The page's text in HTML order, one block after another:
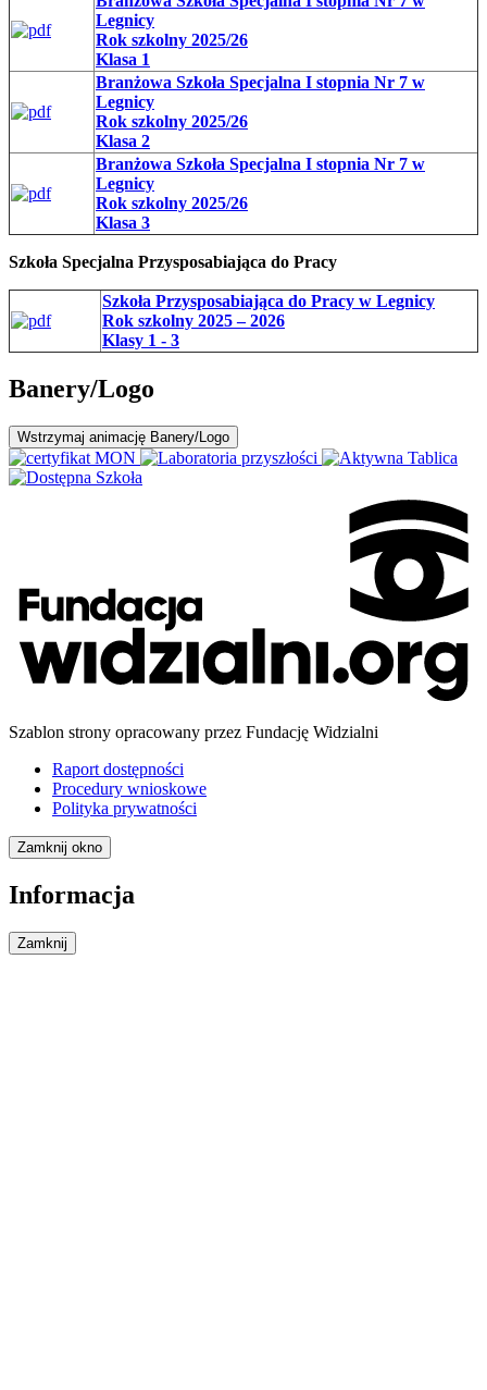
Legnicy
Rok szkolny 2025/26
Klasa 1
Branżowa Szkoła Specjalna I stopnia Nr 7 w
Legnicy
Rok szkolny 2025/26
Klasa 2
Branżowa Szkoła Specjalna I stopnia Nr 7 w
Legnicy
Rok szkolny 2025/26
Klasa 3
Szkoła Specjalna Przysposabiająca do Pracy
Szkoła Przysposabiająca do Pracy w Legnicy
Rok szkolny 2025 – 2026
Klasy 1 - 3
Banery/Logo
Wstrzymaj animację Banery/Logo
Szablon strony opracowany przez Fundację Widzialni
Raport dostępności
Procedury wnioskowe
Polityka prywatności
Zamknij okno
Informacja
Zamknij